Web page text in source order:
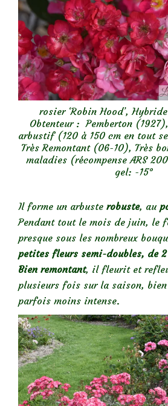
rosier ‘Robin Hood’,
Obtenteur : Pemberton
arbustif (120 à 150 cm en tout
Très Remontant (06-10), Très
maladies (récompense ARS
gel: -15°
Il forme un arbuste robuste, au
Pendant tout le mois de juin, le
presque sous les nombreux
petites fleurs semi-doubles, de
Bien remontant, il fleurit et
plusieurs fois sur la saison,
parfois moins intense.